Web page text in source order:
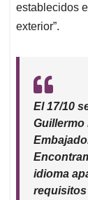
establecidos
exterior”.
El 17/10
Guillermo
idioma
requisitos